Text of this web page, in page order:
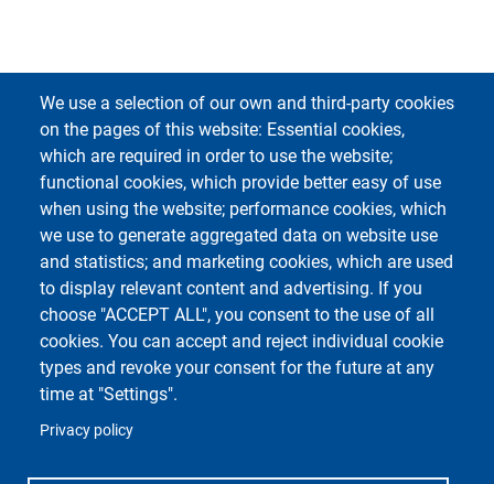
We use a selection of our own and third-party cookies
on the pages of this website: Essential cookies,
which are required in order to use the website;
functional cookies, which provide better easy of use
when using the website; performance cookies, which
we use to generate aggregated data on website use
and statistics; and marketing cookies, which are used
to display relevant content and advertising. If you
choose "ACCEPT ALL", you consent to the use of all
cookies. You can accept and reject individual cookie
types and revoke your consent for the future at any
time at "Settings".
Privacy policy
Footer 1
Rubrica
Webmail
ESSE3 Studenti
ESSE3 Docenti
Footer 2
Kiro
Notice Board
Valutazione della Qualità
della Didattica